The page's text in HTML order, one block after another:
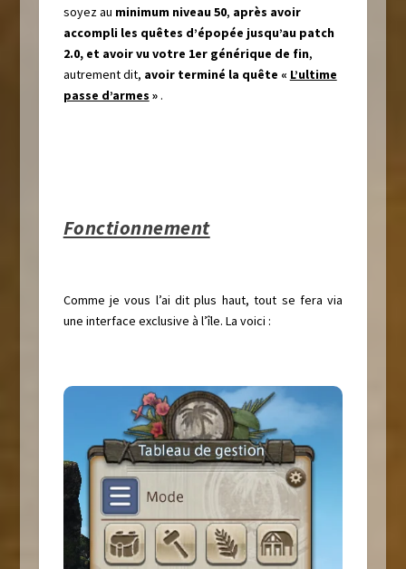
soyez au minimum niveau 50, après avoir
accompli les quêtes d’épopée jusqu’au patch
2.0, et avoir vu votre 1er générique de fin,
autrement dit, avoir terminé la quête « L’ultime
passe d’armes » .
Fonctionnement
Comme je vous l’ai dit plus haut, tout se fera via
une interface exclusive à l’île. La voici :